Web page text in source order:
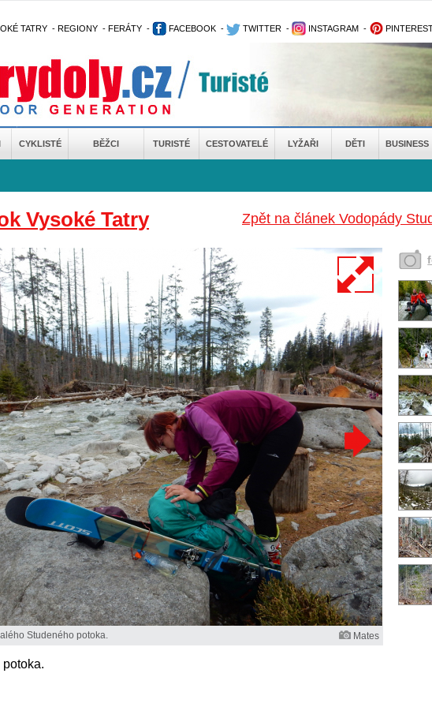
TATRY - REGIONY - FERÁTY - FACEBOOK - TWITTER - INSTAGRAM -
CYKLISTÉ BĚŽCI TURISTÉ CESTOVATELÉ LYŽAŘI DĚTI BUSINESS
Zpět na článek Vodopády
Vysoké Tatry
Studeného potoka. Mates